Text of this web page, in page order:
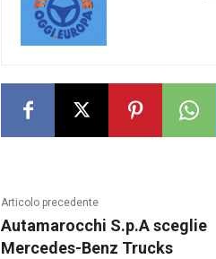
Articolo precedente
Autamarocchi S.p.A sceglie
Mercedes-Benz Trucks